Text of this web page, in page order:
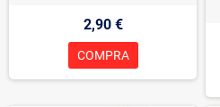
2,90 €
COMPRA